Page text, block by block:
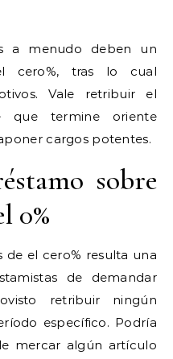
a menudo deben un
cero%, tras lo cual
Vale retribuir el
que termine oriente
cargos potentes.
sobre
0%
el cero% resulta una
de demandar
retribuir ningún
específico. Podría
mercar algún artículo